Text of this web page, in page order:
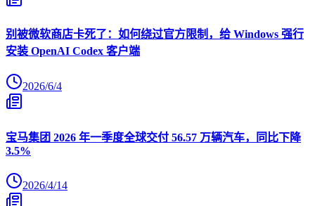
别被微软商店卡死了：如何绕过官方限制，给 Windows 强行
安装 OpenAI Codex 客户端
2026/6/4
宝马集团 2026 年一季度全球交付 56.57 万辆汽车，同比下降
3.5%
2026/4/14